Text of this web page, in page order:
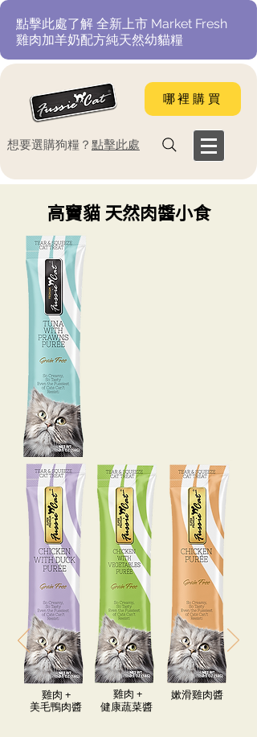
​點擊此處了解 全新上市 Market Fresh
雞肉加羊奶配方純天然幼貓糧
哪裡購買
​想要選購狗糧？ 點擊此處
高竇貓 天然肉醬小食
​雞肉​ +
美毛鴨肉醬
​雞肉​ +
健康蔬菜醬
嫰滑雞肉醬